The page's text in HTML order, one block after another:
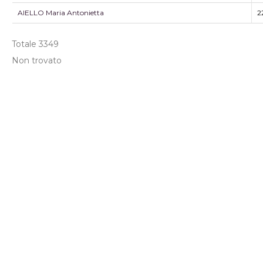
AIELLO Maria Antonietta
Totale 3349
Non trovato